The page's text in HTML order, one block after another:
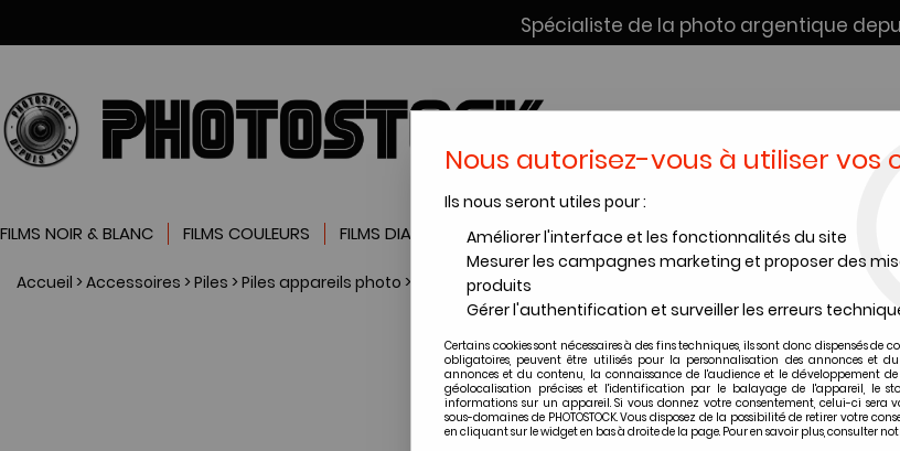
Spécialiste de la photo argentique
FILMS NOIR & BLANC FILMS COULEURS FILMS DIAPOSITIVES SERVICE DÉV. + SCAN INSTANTANÉS
Accueil >Accessoires >Piles >Piles appareils photo > PILE VARTA RECHARGEABLE LR03 - 800mAh (PACK DE 4)
PILE
(PACK
Soyez le premier
Nous autorisez-vous à utiliser vos
Ils nous seront utiles pour :
Améliorer l'interface et les fonctionnalités du site
Mesurer les campagnes marketing et proposer des
produits
Gérer l'authentification et surveiller les erreurs
Certains cookies sont nécessaires à des fins techniques, ils sont donc dispensés de
obligatoires, peuvent être utilisés pour la personnalisation des annonces et
annonces et du contenu, la connaissance de l'audience et le développement
géolocalisation précises et l'identification par le balayage de l'appareil, le
informations sur un appareil. Si vous donnez votre consentement, celui-ci sera
sous-domaines de PHOTOSTOCK. Vous disposez de la possibilité de retirer votre
en cliquant sur le widget en bas à droite de la page. Pour en savoir plus, consulter